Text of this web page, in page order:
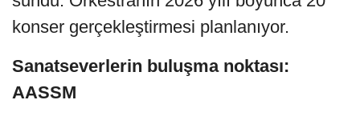
konser gerçekleştirmesi planlanıyor.
Sanatseverlerin buluşma noktası:
AASSM